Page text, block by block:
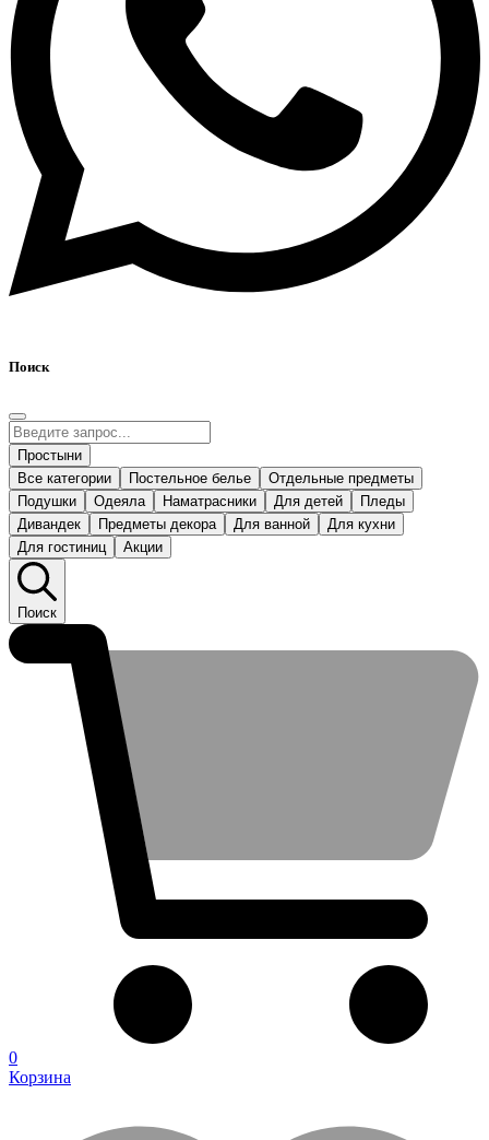
Поиск
Простыни
Все категории
Постельное белье
Отдельные предметы
Подушки
Одеяла Наматрасники Для детей
Пледы
Дивандек
Предметы декора Для ванной
Для кухни
Для гостиниц
Акции
Поиск
0
Корзина